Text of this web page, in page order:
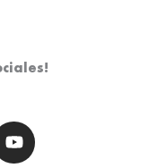
Y
o
u